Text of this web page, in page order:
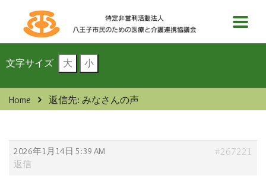
文字サイズ 大 小
Home 返信先: みなさんの声
2026年1月14日 5:39 AM #267221
返信